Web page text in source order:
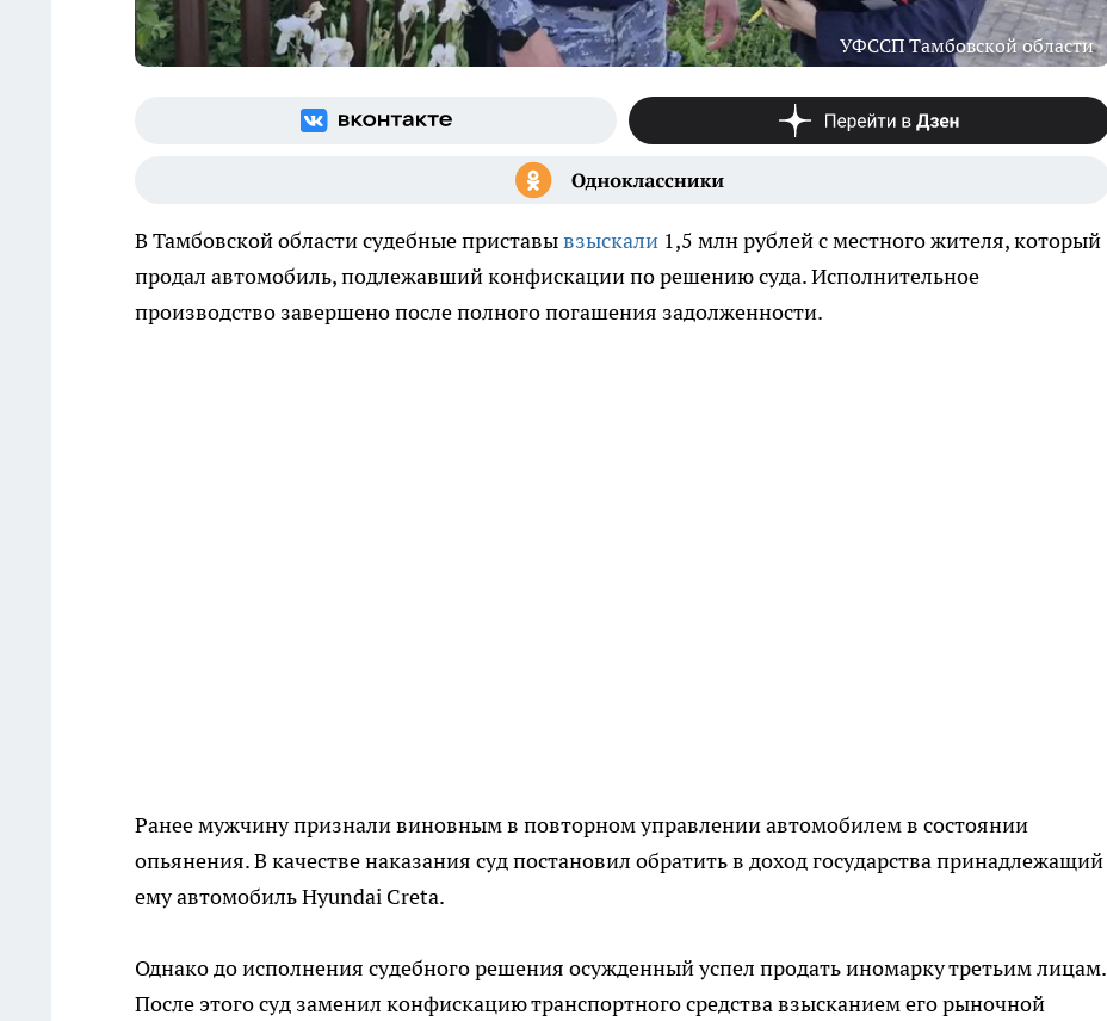
УФССП Тамбовской области
В Тамбовской области судебные приставывзыскали 1,5 млн рублей с местного жителя, который
продал автомобиль, подлежавший конфискации по решению суда. Исполнительное
производство завершено после полного погашения задолженности.
Ранее мужчину признали виновным в повторном управлении автомобилем в состоянии
опьянения. В качестве наказания суд постановил обратить в доход государства принадлежащий
ему автомобиль Hyundai Creta.
Однако до исполнения судебного решения осужденный успел продать иномарку третьим лицам.
После этого суд заменил конфискацию транспортного средства взысканием его рыночной